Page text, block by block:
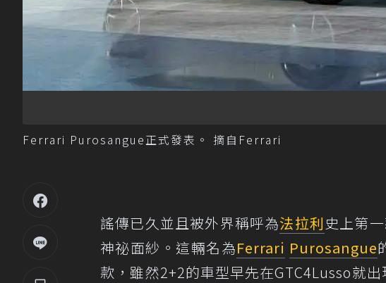
Ferrari Purosangue正式發表。 摘自Ferrari
謠傳已久並且被外界稱呼為法拉利 史上第
神祕面紗。這輛名為Ferrari Purosangue
款，雖然2+2的車型早先在GTC4Lusso就